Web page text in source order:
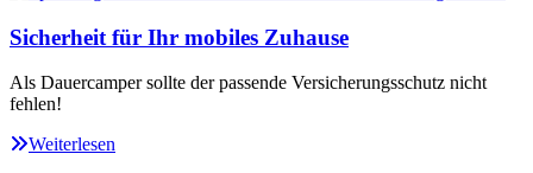
Sicherheit für Ihr mobiles Zuhause
Als Dauercamper sollte der passende Versicherungsschutz nicht
fehlen!
Weiterlesen